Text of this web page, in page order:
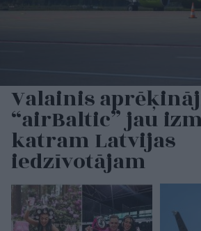
Valainis
“airBaltic” jau
katram Latvijas
iedzīvotājam